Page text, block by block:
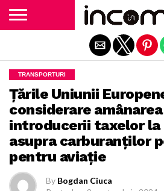
TRANSPORTURI
Ţările Uniunii
considerare
introducerii taxelor la
asupra carburanţilor
pentru aviaţie
By Bogdan Ciuca
Exit mobile